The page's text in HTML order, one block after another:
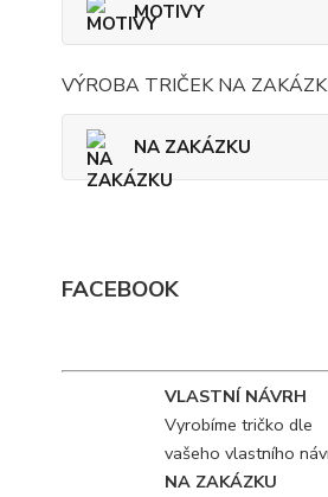
MOTIVY
VÝROBA TRIČEK NA
NA ZAKÁZKU
FACEBOOK
VLASTNÍ NÁVRH
Vyrobíme tričko dle
vašeho vlastního
NA ZAKÁZKU